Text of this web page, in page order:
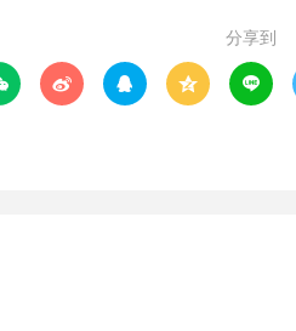
分享到
   